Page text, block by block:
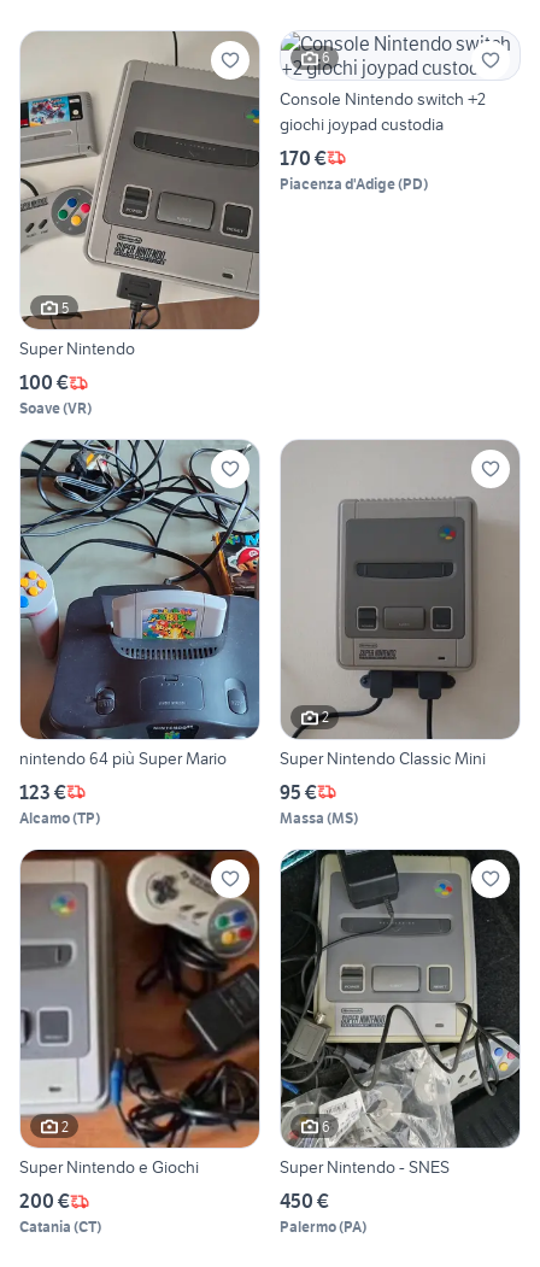
5
Super Nintendo
100 €
Soave(VR)
6
Console Nintendo switch +2
giochi joypad custodia
170 €
Piacenza d'Adige(PD)
nintendo 64 più Super Mario
123 €
Alcamo(TP)
2
Super Nintendo Classic Mini
95 €
Massa (MS)
2
Super Nintendo e Giochi
200 €
Catania (CT)
6
Super Nintendo - SNES
450 €
Palermo(PA)